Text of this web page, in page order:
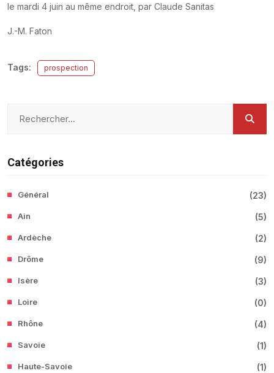
le mardi 4 juin au même endroit, par Claude Sanitas
J.-M. Faton
Tags: prospection
Catégories
Général (23)
Ain (5)
Ardèche (2)
Drôme (9)
Isère (3)
Loire (0)
Rhône (4)
Savoie (1)
Haute-Savoie (1)